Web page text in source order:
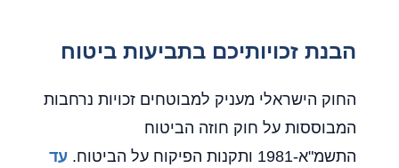
הבנת זכויותיכם בתביעות ביטוח
החוק הישראלי מעניק למבוטחים זכויות נרחבות
המבוססות על חוק חוזה הביטוח
התשמ"א-1981 ותקנות הפיקוח על הביטוח.
עד